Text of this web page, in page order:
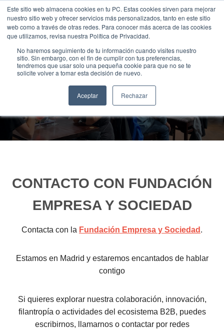
Este sitio web almacena cookies en tu PC. Estas cookies sirven para mejorar
nuestro sitio web y ofrecer servicios más personalizados, tanto en este sitio
web como a través de otras redes. Para conocer más acerca de las cookies
que utilizamos, revisa nuestra Política de Privacidad.
No haremos seguimiento de tu información cuando visites nuestro
sitio. Sin embargo, con el fin de cumplir con tus preferencias,
tendremos que usar solo una pequeña cookie para que no se te
solicite volver a tomar esta decisión de nuevo.
Aceptar Rechazar
Saltar
contenido
¿Hablamos?
CONTACTO CON FUNDACIÓN
EMPRESA Y SOCIEDAD
Contacta con la Fundación Empresa y Sociedad .
Estamos en Madrid y estaremos encantados de hablar
contigo
Si quieres explorar nuestra colaboración, innovación,
filantropía o actividades del ecosistema B2B, puedes
escribirnos, llamarnos o contactar por redes
Traducir »